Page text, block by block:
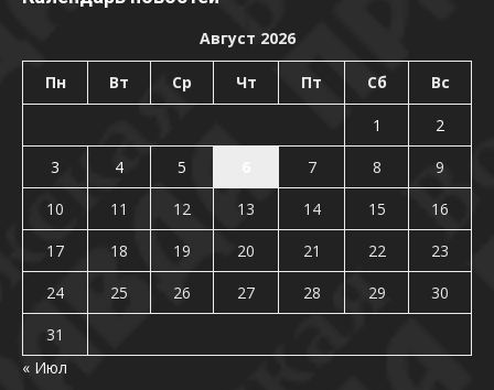
Август 2026
Пн Вт Ср Чт Пт Сб Вс
1
2
3
4 5 7 8
9
10
11 12 13 14 15
16
17
18 19 20 21 22
23
24
25 26 27 28 29
30
31
« Июл